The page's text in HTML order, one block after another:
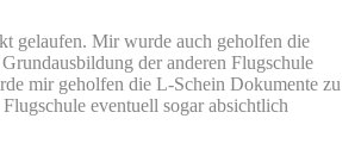
gelaufen. Mir wurde auch geholfen die
der anderen Flugschule
mir geholfen die L-Schein Dokumente zu
eventuell sogar absichtlich